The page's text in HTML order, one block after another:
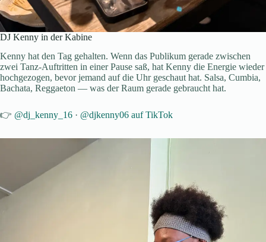
DJ Kenny in der Kabine
Kenny hat den Tag gehalten. Wenn das Publikum gerade zwischen
zwei Tanz-Auftritten in einer Pause saß, hat Kenny die Energie wieder
hochgezogen, bevor jemand auf die Uhr geschaut hat. Salsa, Cumbia,
Bachata, Reggaeton — was der Raum gerade gebraucht hat.
👉 @dj_kenny_16 · @djkenny06 auf TikTok